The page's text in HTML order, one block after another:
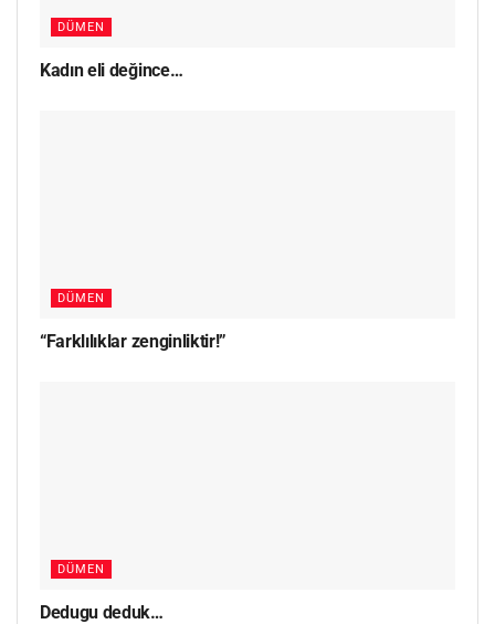
DÜMEN
Kadın eli değince…
DÜMEN
“Farklılıklar zenginliktir!”
DÜMEN
Dedugu deduk…